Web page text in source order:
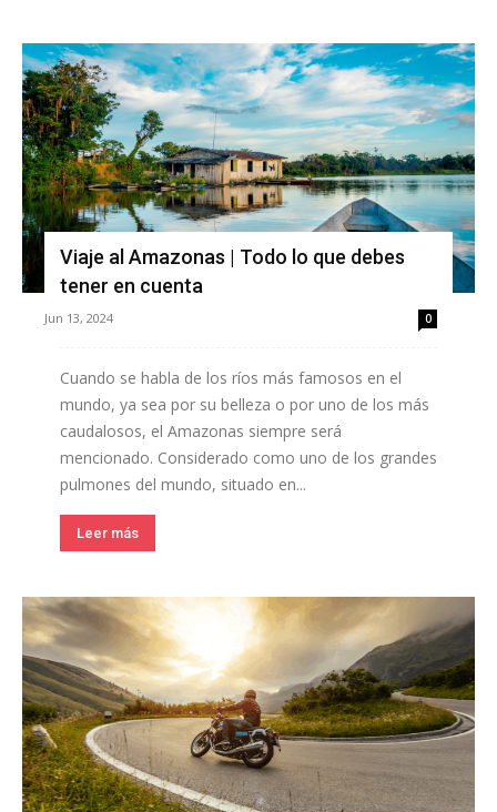
Viaje al Amazonas | Todo lo que debes
tener en cuenta
Jun 13, 2024 0
Cuando se habla de los ríos más famosos en el
mundo, ya sea por su belleza o por uno de los más
caudalosos, el Amazonas siempre será
mencionado. Considerado como uno de los grandes
pulmones del mundo, situado en...
Leer más